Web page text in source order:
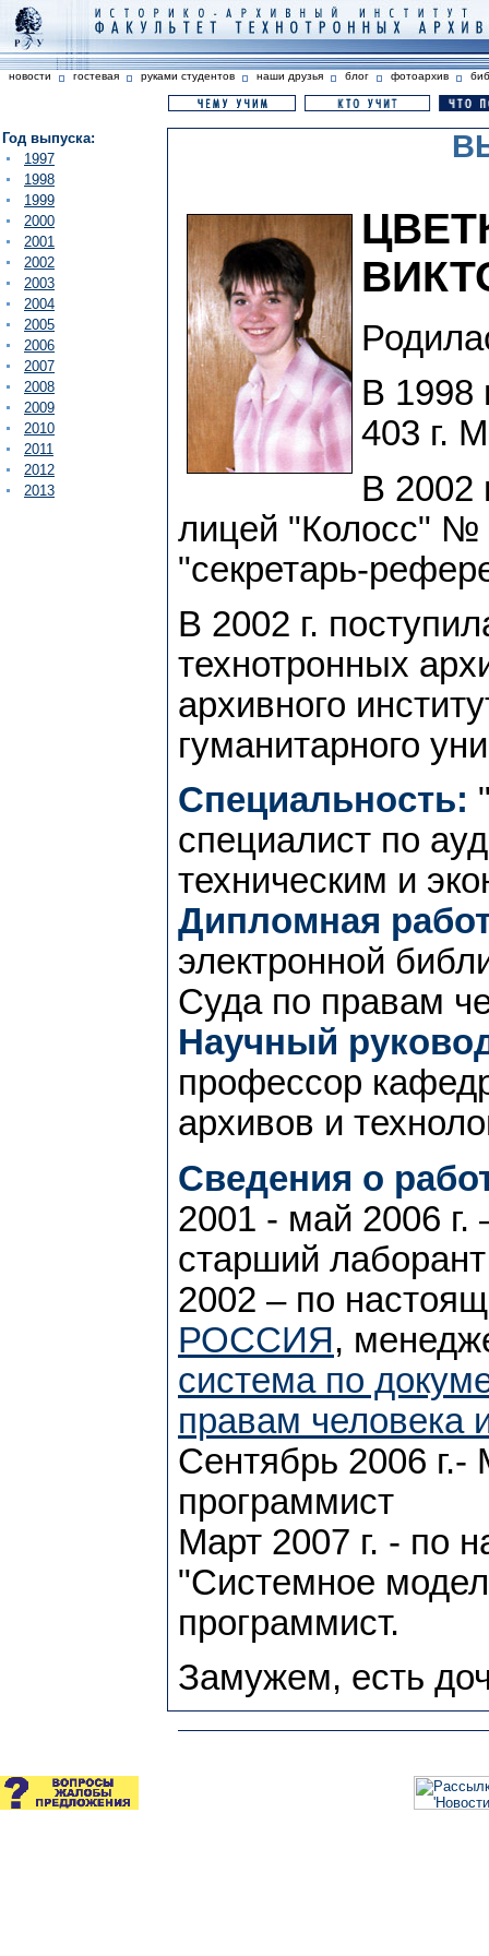
новости гостевая руками студентов наши друзья блог фотоархив
Год выпуска:
1997
1998
1999
2000
2001
2002
2003
2004
2005
2006
2007
2008
2009
2010
2011
2012
2013
В 1998
403 г.
В 2002
лицей "Колосс" №
"секретарь-
В 2002 г.
технотронных
архивного
гуманитарного
Специальность:
специалист по
техническим и
Дипломная
электронной
Суда по правам
Научный
профессор
архивов и
Сведения о
2001 - май 2006
старший лаборант
2002 – по
РОССИЯ,
система по
правам человека
Cентябрь 2006
программист
Март 2007 г. - по
"Системное
программист.
Замужем, есть